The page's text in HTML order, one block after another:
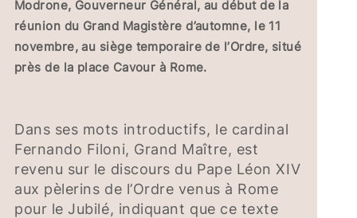
Modrone, Gouverneur Général, au début de la
réunion du Grand Magistère d’automne, le 11
novembre, au siège temporaire de l’Ordre, situé
près de la place Cavour à Rome.
Dans ses mots introductifs, le cardinal
Fernando Filoni, Grand Maître, est
revenu sur le discours du Pape Léon XIV
aux pèlerins de l’Ordre venus à Rome
pour le Jubilé, indiquant que ce texte